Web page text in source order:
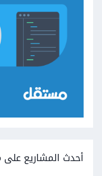
أحدث المشاريع